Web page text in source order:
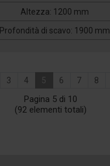
Altezza: 1200 mm
Profondità di scavo: 1900 mm
3 4 5 6 7 8
Pagina 5 di 10
(92 elementi totali)